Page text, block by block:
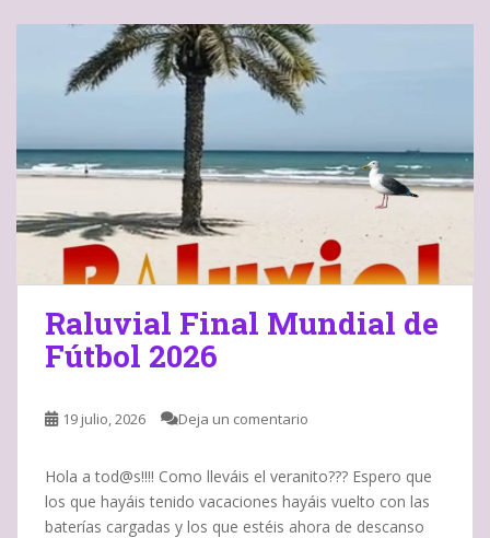
Raluvial Final Mundial de
Fútbol 2026
19 julio, 2026 Deja un comentario
Hola a tod@s!!!! Como lleváis el veranito??? Espero que
los que hayáis tenido vacaciones hayáis vuelto con las
baterías cargadas y los que estéis ahora de descanso